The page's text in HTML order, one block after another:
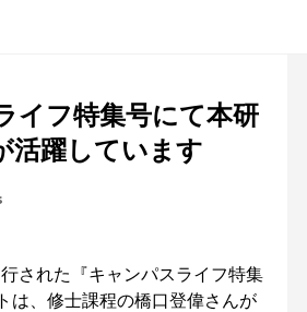
イフ特集号にて本研
活躍しています
された『キャンパスライフ特集
は、修士課程の橋口登偉さんが